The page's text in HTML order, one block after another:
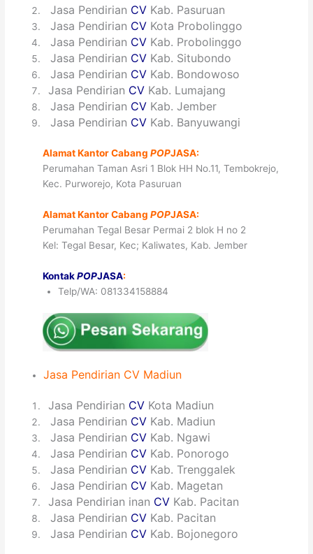
2Jasa Pendirian CV Kab. Pasuruan
3Jasa Pendirian CV Kota Probolinggo
4Jasa Pendirian CV Kab. Probolinggo
5Jasa Pendirian CV Kab. Situbondo
6Jasa Pendirian CV Kab. Bondowoso
7Jasa Pendirian CV Kab. Lumajang
8Jasa Pendirian CV Kab. Jember
9Jasa Pendirian CV Kab. Banyuwangi
Alamat Kantor CabangPOPJASA:
Perumahan Taman Asri 1 Blok HH No.11, Tembokrejo,
Kec. Purworejo, Kota Pasuruan
Alamat Kantor CabangPOPJASA:
Perumahan Tegal Besar Permai 2 blok H no 2
Kel: Tegal Besar, Kec; Kaliwates, Kab. Jember
KontakPOPJASA:
Telp/WA: 081334158884
Jasa Pendirian CV Madiun
1Jasa Pendirian CV Kota Madiun
2Jasa Pendirian CV Kab. Madiun
3Jasa Pendirian CV Kab. Ngawi
4Jasa Pendirian CV Kab. Ponorogo
5Jasa Pendirian CV Kab. Trenggalek
6Jasa Pendirian CV Kab. Magetan
7Jasa Pendirian inan CV Kab. Pacitan
8Jasa Pendirian CV Kab. Pacitan
9Jasa Pendirian CV Kab. Bojonegoro